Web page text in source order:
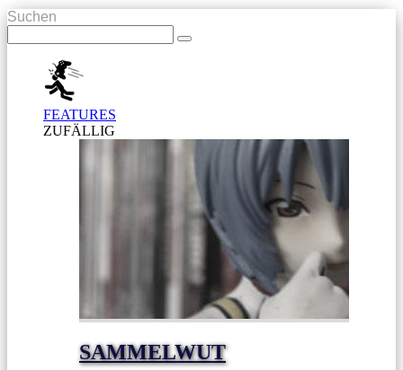
Suchen
FEATURES
ZUFÄLLIG
SAMMELWUT